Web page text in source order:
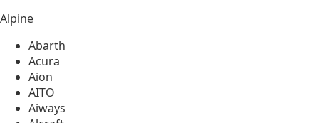
Alpine
Abarth
Acura
Aion
AITO
Aiways